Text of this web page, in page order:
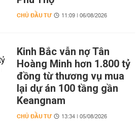
CHỦ ĐẦU TƯ 11:09 | 06/08/2026
Kinh Bắc vẫn nợ Tân
Hoàng Minh hơn 1.800 tỷ
đồng từ thương vụ mua
lại dự án 100 tầng gần
Keangnam
CHỦ ĐẦU TƯ 13:34 | 05/08/2026